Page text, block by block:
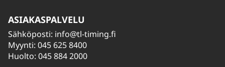
ASIAKASPALVELU
Sähköposti: info@tl-timing.fi
Myynti: 045 625 8400
Huolto: 045 884 2000